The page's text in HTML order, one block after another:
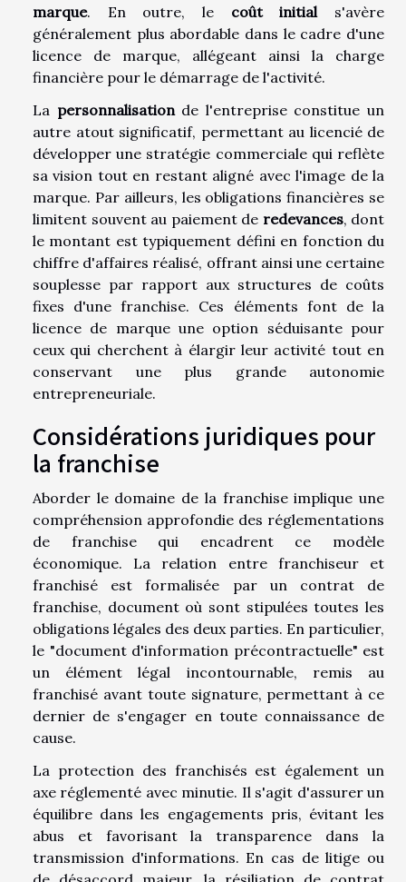
marque. En outre, le coût initial s'avère
généralement plus abordable dans le cadre d'une
licence de marque, allégeant ainsi la charge
financière pour le démarrage de l'activité.
La personnalisationde l'entreprise constitue un
autre atout significatif, permettant au licencié de
développer une stratégie commerciale qui reflète
sa vision tout en restant aligné avec l'image de la
marque. Par ailleurs, les obligations financières se
limitent souvent au paiement de redevances, dont
le montant est typiquement défini en fonction du
chiffre d'affaires réalisé, offrant ainsi une certaine
souplesse par rapport aux structures de coûts
fixes d'une franchise. Ces éléments font de la
licence de marque une option séduisante pour
ceux qui cherchent à élargir leur activité tout en
conservant une plus grande autonomie
entrepreneuriale.
Considérations juridiques pour
la franchise
Aborder le domaine de la franchise implique une
compréhension approfondie des réglementations
de franchise qui encadrent ce modèle
économique. La relation entre franchiseur et
franchisé est formalisée par un contrat de
franchise, document où sont stipulées toutes les
obligations légales des deux parties. En particulier,
le "document d'information précontractuelle" est
un élément légal incontournable, remis au
franchisé avant toute signature, permettant à ce
dernier de s'engager en toute connaissance de
cause.
La protection des franchisés est également un
axe réglementé avec minutie. Il s'agit d'assurer un
équilibre dans les engagements pris, évitant les
abus et favorisant la transparence dans la
transmission d'informations. En cas de litige ou